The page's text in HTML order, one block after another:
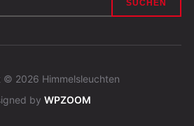
© 2026 Himmelsleuchten
by WPZOOM